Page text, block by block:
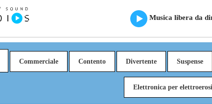
Musica libera da
Commerciale Contento Divertente Suspense
Elettronica per